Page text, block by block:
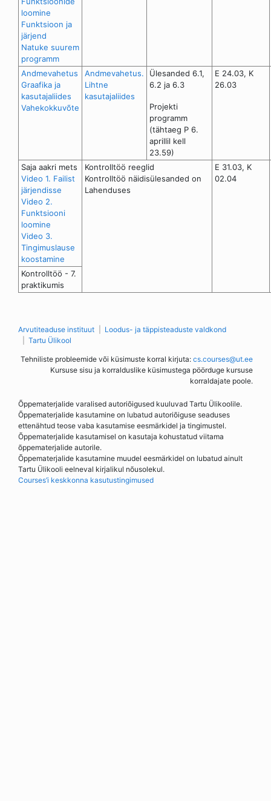
loomine
Funktsioon ja
järjend
Natuke suurem
programm
Andmevahetus
Graafika ja
kasutajaliides
Vahekokkuvõte
Andmevahetus.
Lihtne
kasutajaliides
Ülesanded 6.1,
6.2 ja 6.3
Projekti
programm
(tähtaeg P 6.
aprillil kell
23.59)
E 24.03, K
26.03
Saja aakri mets
Video 1. Failist
järjendisse
Video 2.
Funktsiooni
loomine
Video 3.
Tingimuslause
koostamine
Kontrolltöö reeglid
Kontrolltöö näidisülesanded on
Lahenduses
E 31.03, K
02.04
Kontrolltöö - 7.
praktikumis
Arvutiteaduse instituut
Loodus- ja täppisteaduste valdkond
Tartu Ülikool
Tehniliste probleemide või küsimuste korral kirjuta: cs.courses@ut.ee
Kursuse sisu ja korralduslike küsimustega pöörduge kursuse
korraldajate poole.
Õppematerjalide varalised autoriõigused kuuluvad Tartu Ülikoolile.
Õppematerjalide kasutamine on lubatud autoriõiguse seaduses
ettenähtud teose vaba kasutamise eesmärkidel ja tingimustel.
Õppematerjalide kasutamisel on kasutaja kohustatud viitama
õppematerjalide autorile.
Õppematerjalide kasutamine muudel eesmärkidel on lubatud ainult
Tartu Ülikooli eelneval kirjalikul nõusolekul.
Courses’i keskkonna kasutustingimused